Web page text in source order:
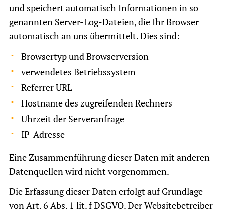
und speichert automatisch Informationen in so
genannten Server-Log-Dateien, die Ihr Browser
automatisch an uns übermittelt. Dies sind:
Browsertyp und Browserversion
verwendetes Betriebssystem
Referrer URL
Hostname des zugreifenden Rechners
Uhrzeit der Serveranfrage
IP-Adresse
Eine Zusammenführung dieser Daten mit anderen
Datenquellen wird nicht vorgenommen.
Die Erfassung dieser Daten erfolgt auf Grundlage
von Art. 6 Abs. 1 lit. f DSGVO. Der Websitebetreiber